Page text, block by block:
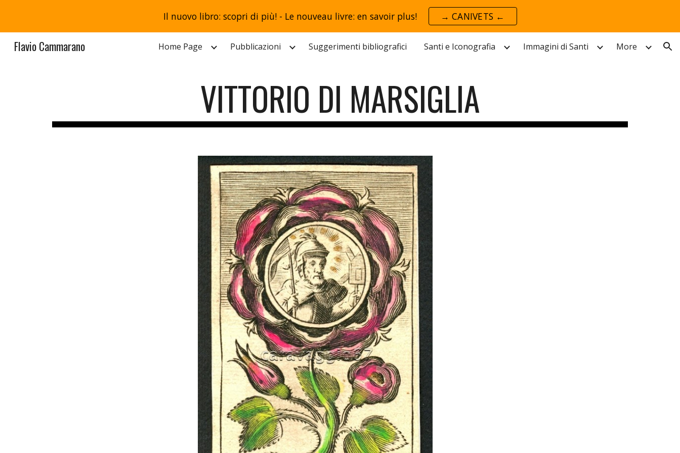
Skip to main content Skip to navigation
Il nuovo libro: scopri di più! - Le nouveau livre: en savoir plus! → CANIVETS ←
Flavio Cammarano Home Page Pubblicazioni Suggerimenti bibliografici Santi e Iconografia Immagini di Santi More
VITTORIO DI MARSIGLIA